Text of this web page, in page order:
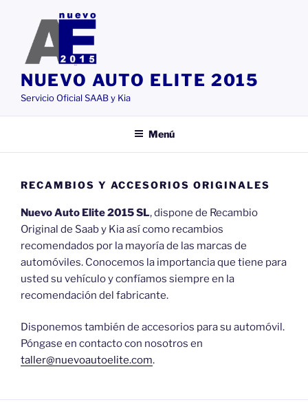
contenido
NUEVO AUTO ELITE 2015
Servicio Oficial SAAB y Kia
Menú
RECAMBIOS Y ACCESORIOS ORIGINALES
Nuevo Auto Elite 2015 SL, dispone de Recambio
Original de Saab y Kia así como recambios
recomendados por la mayoría de las marcas de
automóviles. Conocemos la importancia que tiene para
usted su vehículo y confíamos siempre en la
recomendación del fabricante.
Disponemos también de accesorios para su automóvil.
Póngase en contacto con nosotros en
taller@nuevoautoelite.com.